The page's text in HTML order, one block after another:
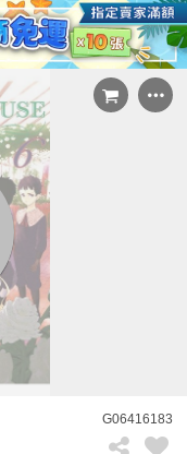
G06416183